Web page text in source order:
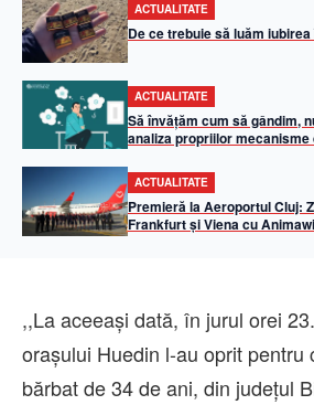
ACTUALITATE
De ce trebuie să luăm
ACTUALITATE
Să învățăm cum să gândim,
analiza propriilor mecanisme
ACTUALITATE
Premieră la Aeroportul Cluj:
Frankfurt și Viena cu
,,La aceeași dată, în jurul orei
orașului Huedin l-au oprit pentru
bărbat de 34 de ani, din județul